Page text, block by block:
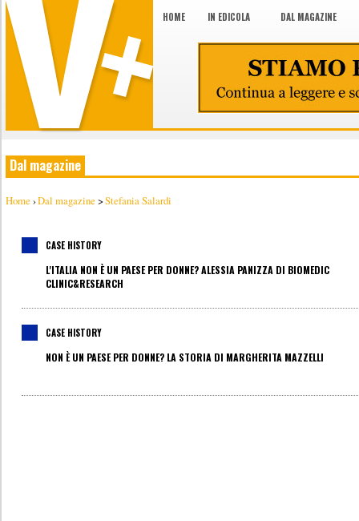
HOME IN EDICOLA DAL MAGAZINE
Dal magazine
Home ›Dal magazine >Stefania Salardi
CASE HISTORY
L'ITALIA NON È UN PAESE PER DONNE? ALESSIA PANIZZA DI BIOMEDIC
CLINIC&RESEARCH
CASE HISTORY
NON È UN PAESE PER DONNE? LA STORIA DI MARGHERITA MAZZELLI